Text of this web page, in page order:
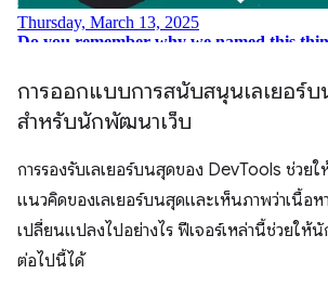
การออกแบบการสนับสนุนเลเยอร์บ
สำหรับนักพัฒนาเว็บ
การรองรับเลเยอร์บนสุดของ DevTools ช่วย
แนวคิดของเลเยอร์บนสุดและเห็นภาพว่าเนื้อห
เปลี่ยนแปลงไปอย่างไร ฟีเจอร์เหล่านี้ช่วยใ
ต่อไปนี้ได้